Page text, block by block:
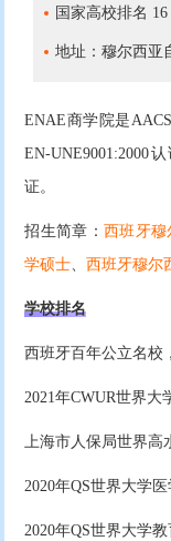
国家高校排名 16
地址：穆尔西亚
ENAE商学院是
EN-UNE9001:2000
证。
招生简章： 西班牙穆
学硕士、西班牙穆尔
学校排名
西班牙百年公立名校
2021年CWUR世界大
上海市人保局世界高
2020年QS世界大学
2020年QS世界大学